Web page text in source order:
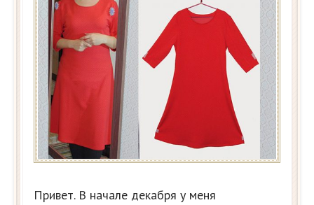
Привет. В начале декабря у меня